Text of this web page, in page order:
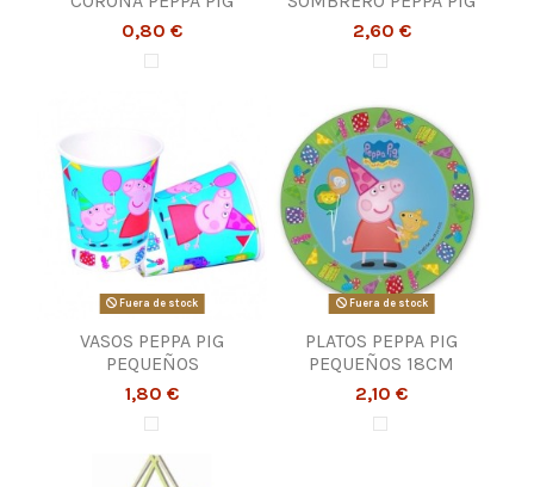
0,80 €
2,60 €
Fuera de stock
VASOS PEPPA PIG
PEQUEÑOS
1,80 €
Fuera de stock
PLATOS PEPPA PIG
PEQUEÑOS 18CM
2,10 €